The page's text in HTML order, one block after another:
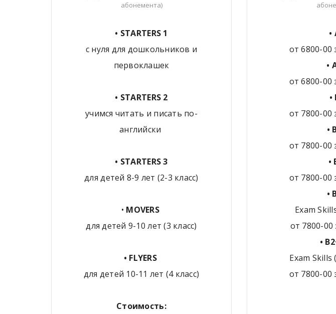
абонемента)
• STARTERS 1
с нуля для дошкольников и
первоклашек
• STARTERS 2
учимся читать и писать по-
английски
• STARTERS 3
для детей 8-9 лет (2-3 класс)
• MOVERS
для детей 9-10 лет (3 класс)
• FLYERS
для детей 10-11 лет (4 класс)
Стоимость:
•
от 6800-00
•
от 6800-00
•
от 7800-00
•
от 7800-00
•
от 7800-00
•
Exam
от 7800-00
•
Exam
от 7800-00